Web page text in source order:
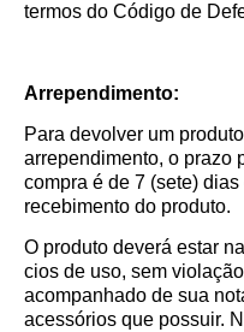
termos do Código de
Arrependimento:
Para devolver um
arrependimento, o prazo
compra é de 7 (sete)
recebimento do produto.
O produto deverá estar
cios de uso, sem
acompanhado de sua
acessórios que possuir.